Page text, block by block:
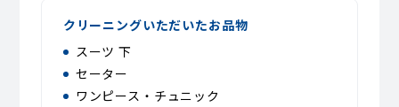
クリーニングいただいたお品物
スーツ 下
セーター
ワンピース・チュニック